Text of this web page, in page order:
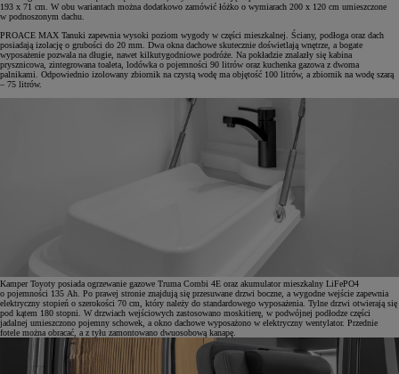
193 x 71 cm. W obu wariantach można dodatkowo zamówić łóżko o wymiarach 200 x 120 cm umieszczone
w podnoszonym dachu.
PROACE MAX Tanuki zapewnia wysoki poziom wygody w części mieszkalnej. Ściany, podłoga oraz dach
posiadają izolację o grubości do 20 mm. Dwa okna dachowe skutecznie doświetlają wnętrze, a bogate
wyposażenie pozwala na długie, nawet kilkutygodniowe podróże. Na pokładzie znalazły się kabina
prysznicowa, zintegrowana toaleta, lodówka o pojemności 90 litrów oraz kuchenka gazowa z dwoma
palnikami. Odpowiednio izolowany zbiornik na czystą wodę ma objętość 100 litrów, a zbiornik na wodę szarą
– 75 litrów.
Kamper Toyoty posiada ogrzewanie gazowe Truma Combi 4E oraz akumulator mieszkalny LiFePO4
o pojemności 135 Ah. Po prawej stronie znajdują się przesuwane drzwi boczne, a wygodne wejście zapewnia
elektryczny stopień o szerokości 70 cm, który należy do standardowego wyposażenia. Tylne drzwi otwierają się
pod kątem 180 stopni. W drzwiach wejściowych zastosowano moskitierę, w podwójnej podłodze części
jadalnej umieszczono pojemny schowek, a okno dachowe wyposażono w elektryczny wentylator. Przednie
fotele można obracać, a z tyłu zamontowano dwuosobową kanapę.